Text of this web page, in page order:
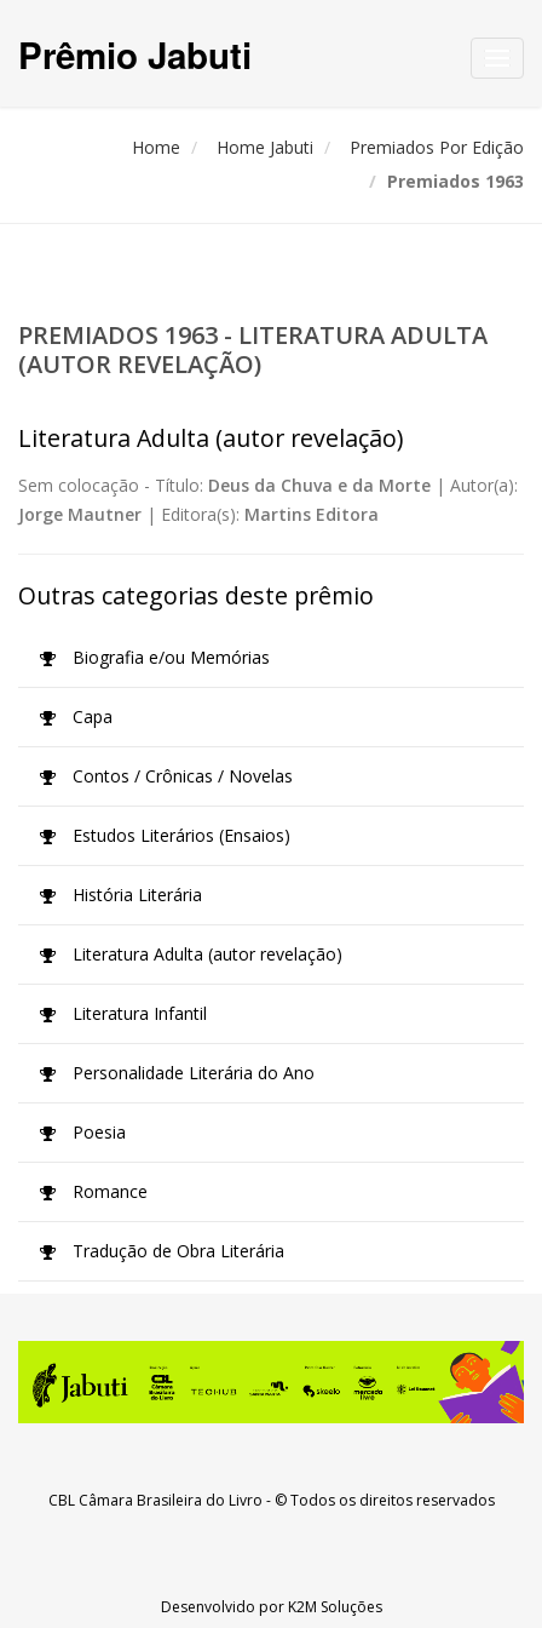
Prêmio Jabuti
Home Home Jabuti
Premiados Por Edição
Premiados 1963
PREMIADOS 1963 - LITERATURA ADULTA
(AUTOR REVELAÇÃO)
Literatura Adulta (autor revelação)
Sem colocação - Título: Deus da Chuva e da Morte | Autor(a):
Jorge Mautner | Editora(s): Martins Editora
Outras categorias deste prêmio
Biografia e/ou Memórias
Capa
Contos / Crônicas / Novelas
Estudos Literários (Ensaios)
História Literária
Literatura Adulta (autor revelação)
Literatura Infantil
Personalidade Literária do Ano
Poesia
Romance
Tradução de Obra Literária
CBL Câmara Brasileira do Livro - © Todos os direitos reservados
Desenvolvido porK2M Soluções